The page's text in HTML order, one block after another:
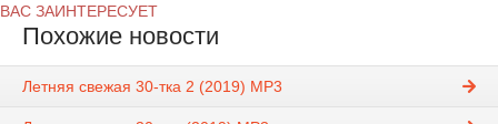
ВАС ЗАИНТЕРЕСУЕТ
Похожие новости
Летняя свежая 30-тка 2 (2019) MP3